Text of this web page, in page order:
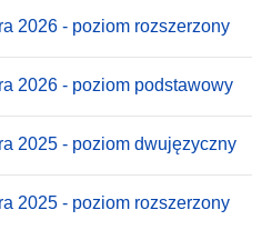
2026 - poziom rozszerzony
2026 - poziom podstawowy
2025 - poziom dwujęzyczny
2025 - poziom rozszerzony